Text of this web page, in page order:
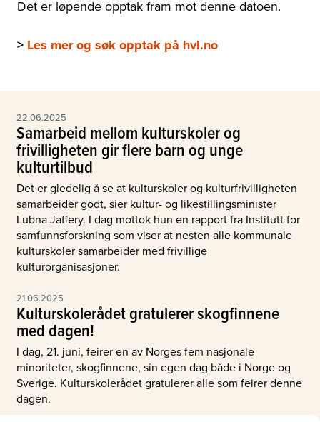
Det er løpende opptak fram mot denne datoen.
> Les mer og søk opptak på hvl.no
22.06.2025
Samarbeid mellom kulturskoler og
frivilligheten gir flere barn og unge
kulturtilbud
Det er gledelig å se at kulturskoler og kulturfrivilligheten
samarbeider godt, sier kultur- og likestillingsminister
Lubna Jaffery. I dag mottok hun en rapport fra Institutt for
samfunnsforskning som viser at nesten alle kommunale
kulturskoler samarbeider med frivillige
kulturorganisasjoner.
21.06.2025
Kulturskolerådet gratulerer skogfinnene
med dagen!
I dag, 21. juni, feirer en av Norges fem nasjonale
minoriteter, skogfinnene, sin egen dag både i Norge og
Sverige. Kulturskolerådet gratulerer alle som feirer denne
dagen.